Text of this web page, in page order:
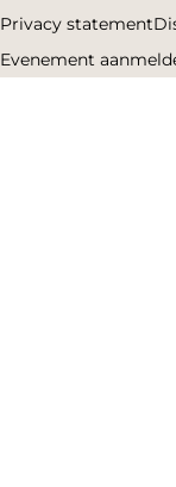
Privacy statement
Evenement